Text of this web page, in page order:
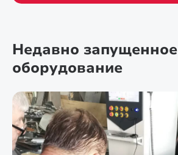
Недавно запущенное
оборудование